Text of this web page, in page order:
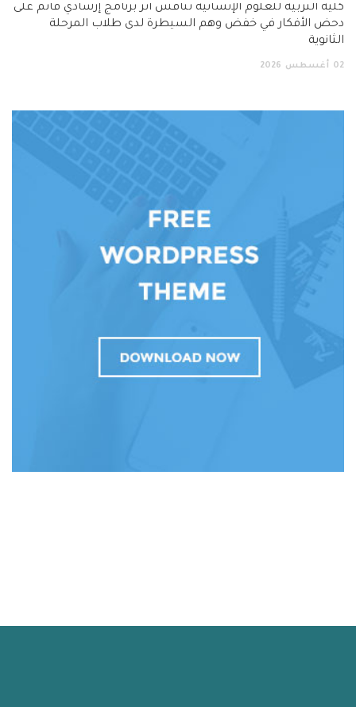
كلية التربية للعلوم الإنسانية تناقش أثر برنامج إرشادي قائم على
دحض الأفكار في خفض وهم السيطرة لدى طلاب المرحلة
الثانوية
02 أغسطس 2026